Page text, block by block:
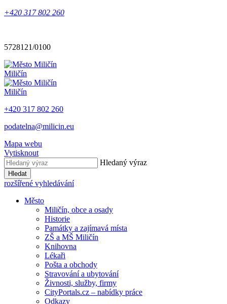
+420 317 802 260
5728121/0100
Miličín
Miličín
+420 317 802 260
podatelna@milicin.eu
Mapa webu
Vytisknout
Hledaný výraz
Hledat
rozšířené vyhledávání
Město
Miličín, obce a osady
Historie
Památky a zajímavá místa
ZŠ a MŠ Miličín
Knihovna
Lékaři
Pošta a obchody
Stravování a ubytování
Živnosti, služby, firmy
CityPortals.cz – nabídky práce
Odkazy